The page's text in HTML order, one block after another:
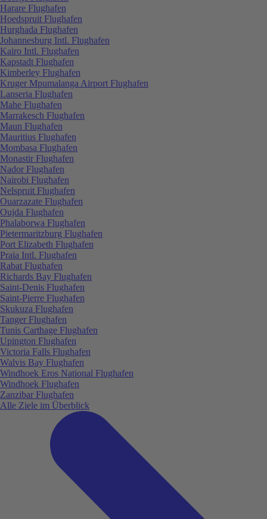
Harare Flughafen
Hoedspruit Flughafen
Hurghada Flughafen
Johannesburg Intl. Flughafen
Kairo Intl. Flughafen
Kapstadt Flughafen
Kimberley Flughafen
Kruger Mpumalanga Airport Flughafen
Lanseria Flughafen
Mahe Flughafen
Marrakesch Flughafen
Maun Flughafen
Mauritius Flughafen
Mombasa Flughafen
Monastir Flughafen
Nador Flughafen
Nairobi Flughafen
Nelspruit Flughafen
Ouarzazate Flughafen
Oujda Flughafen
Phalaborwa Flughafen
Pietermaritzburg Flughafen
Port Elizabeth Flughafen
Praia Intl. Flughafen
Rabat Flughafen
Richards Bay Flughafen
Saint-Denis Flughafen
Saint-Pierre Flughafen
Skukuza Flughafen
Tanger Flughafen
Tunis Carthage Flughafen
Upington Flughafen
Victoria Falls Flughafen
Walvis Bay Flughafen
Windhoek Eros National Flughafen
Windhoek Flughafen
Zanzibar Flughafen
Alle Ziele im Überblick